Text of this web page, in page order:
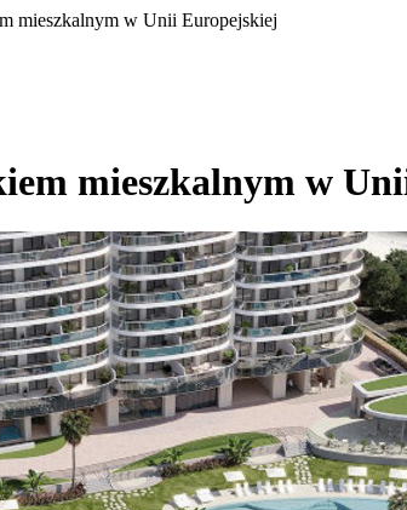
mieszkalnym w Unii Europejskiej
mieszkalnym w